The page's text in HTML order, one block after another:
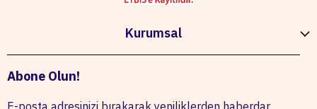
Kurumsal
Abone Olun!